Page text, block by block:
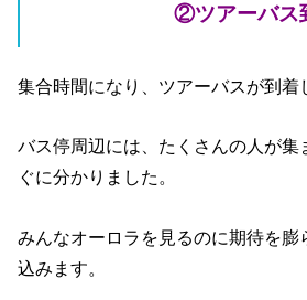
②ツアーバス
集合時間になり、ツアーバスが到着
バス停周辺には、たくさんの人が集
ぐに分かりました。
みんなオーロラを見るのに期待を膨
込みます。